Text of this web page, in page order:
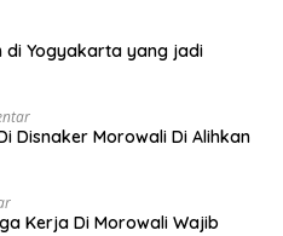
di Yogyakarta yang jadi
Disnaker Morowali Di Alihkan
Kerja Di Morowali Wajib